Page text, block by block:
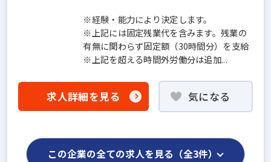
※経験・能力により決定します。
※上記には固定残業代を含みます。残業の
有無に関わらず固定額（30時間分）を支給
※上記を超える時間外労働分は追加...
求人詳細を見る 気になる
この企業の全ての求人を見る（全3件）